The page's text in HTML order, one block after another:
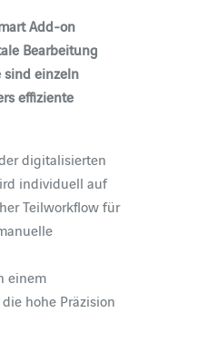
Add-on
Bearbeitung
einzeln
effiziente
digitalisierten
individuell auf
Teilworkflow für
einem
hohe Präzision